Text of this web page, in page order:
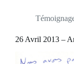
26 Avril 2013 –